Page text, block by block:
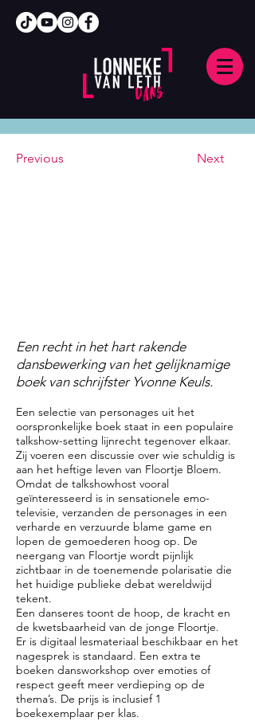
Previous Next
Een recht in het hart rakende
dansbewerking van het gelijknamige
boek van schrijfster Yvonne Keuls.
Een selectie van personages uit het
oorspronkelijke boek staat in een populaire
talkshow-setting lijnrecht tegenover elkaar.
Zij voeren een discussie over wie schuldig is
aan het heftige leven van Floortje Bloem.
Omdat de talkshowhost vooral
geïnteresseerd is in sensationele emo-
televisie, verzanden de personages in een
verharde en verzuurde blame game en
lopen de gemoederen hoog op. De
neergang van Floortje wordt pijnlijk
zichtbaar in de toenemende polarisatie die
het huidige publieke debat wereldwijd
tekent.
Een danseres toont de hoop, de kracht en
de kwetsbaarheid van de jonge Floortje.
Er is digitaal lesmateriaal beschikbaar en het
nagesprek is standaard. Een extra te
boeken dansworkshop over emoties of
respect geeft meer verdieping op de
thema’s. De prijs is inclusief 1
boekexemplaar per klas.